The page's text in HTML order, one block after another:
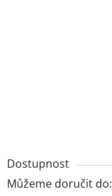
Dostupnost
Můžeme doručit do: